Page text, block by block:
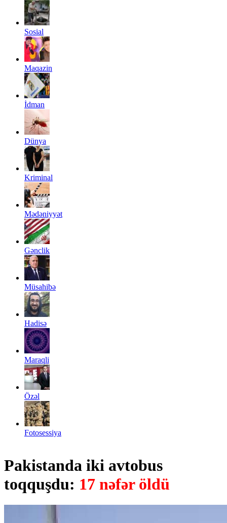
Sosial
Maqazin
İdman
Dünya
Kriminal
Mədəniyyət
Gənclik
Müsahibə
Hadisə
Maraqli
Özəl
Fotosessiya
Pakistanda iki avtobus
toqquşdu: 17 nəfər öldü